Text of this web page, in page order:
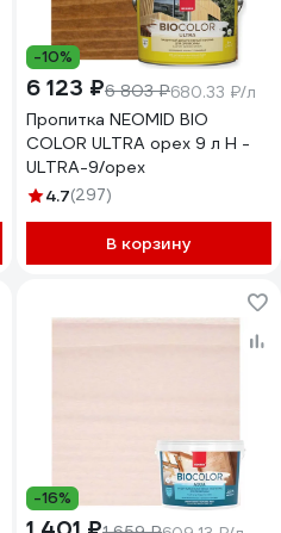
-10%
6 123 ₽6 803 ₽680.33 ₽/л
Пропитка NEOMID BIO
COLOR ULTRA орех 9 л Н -
ULTRA-9/орех
4.7(297)
В корзину
-16%